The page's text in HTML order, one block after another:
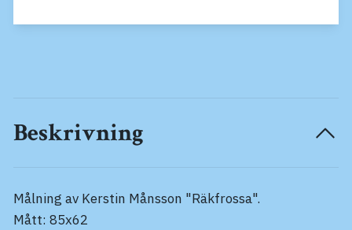
Beskrivning
Målning av Kerstin Månsson "Räkfrossa".
Mått: 85x62